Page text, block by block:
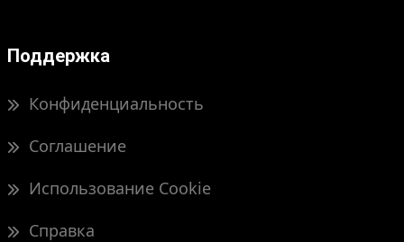
Поддержка
Конфиденциальность
Соглашение
Использование Cookie
Справка